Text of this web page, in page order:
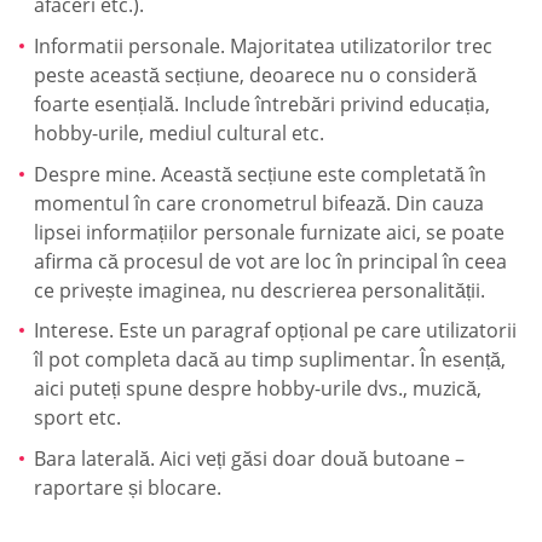
afaceri etc.).
Informatii personale. Majoritatea utilizatorilor trec
peste această secțiune, deoarece nu o consideră
foarte esențială. Include întrebări privind educația,
hobby-urile, mediul cultural etc.
Despre mine. Această secțiune este completată în
momentul în care cronometrul bifează. Din cauza
lipsei informațiilor personale furnizate aici, se poate
afirma că procesul de vot are loc în principal în ceea
ce privește imaginea, nu descrierea personalității.
Interese. Este un paragraf opțional pe care utilizatorii
îl pot completa dacă au timp suplimentar. În esență,
aici puteți spune despre hobby-urile dvs., muzică,
sport etc.
Bara laterală. Aici veți găsi doar două butoane –
raportare și blocare.